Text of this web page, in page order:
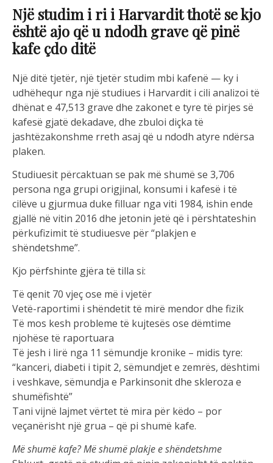
Një studim i ri i Harvardit thotë se kjo
është ajo që u ndodh grave që pinë
kafe çdo ditë
Një ditë tjetër, një tjetër studim mbi kafenë — ky i
udhëhequr nga një studiues i Harvardit i cili analizoi të
dhënat e 47,513 grave dhe zakonet e tyre të pirjes së
kafesë gjatë dekadave, dhe zbuloi diçka të
jashtëzakonshme rreth asaj që u ndodh atyre ndërsa
plaken.
Studiuesit përcaktuan se pak më shumë se 3,706
persona nga grupi origjinal, konsumi i kafesë i të
cilëve u gjurmua duke filluar nga viti 1984, ishin ende
gjallë në vitin 2016 dhe jetonin jetë që i përshtateshin
përkufizimit të studiuesve për “plakjen e
shëndetshme”.
Kjo përfshinte gjëra të tilla si:
Të qenit 70 vjeç ose më i vjetër
Vetë-raportimi i shëndetit të mirë mendor dhe fizik
Të mos kesh probleme të kujtesës ose dëmtime
njohëse të raportuara
Të jesh i lirë nga 11 sëmundje kronike – midis tyre:
“kanceri, diabeti i tipit 2, sëmundjet e zemrës, dështimi
i veshkave, sëmundja e Parkinsonit dhe skleroza e
shumëfishtë”
Tani vijnë lajmet vërtet të mira për këdo – por
veçanërisht një grua – që pi shumë kafe.
Më shumë kafe? Më shumë plakje e shëndetshme